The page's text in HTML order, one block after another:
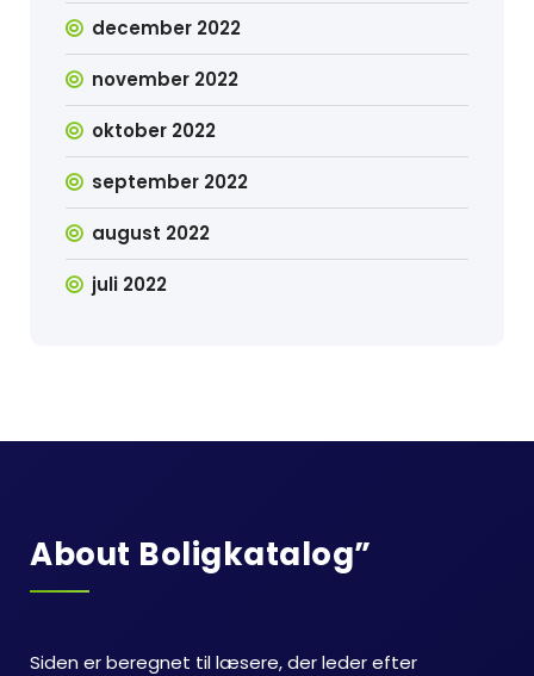
december 2022
november 2022
oktober 2022
september 2022
august 2022
juli 2022
About Boligkatalog”
Siden er beregnet til læsere, der leder efter